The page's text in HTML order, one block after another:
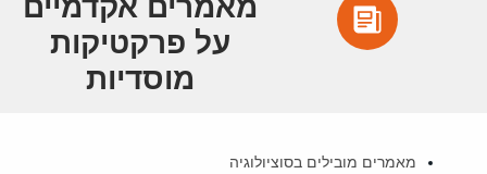
מאמרים אקדמיים
על פרקטיקות
מוסדיות
מאמרים מובילים בסוציולוגיה